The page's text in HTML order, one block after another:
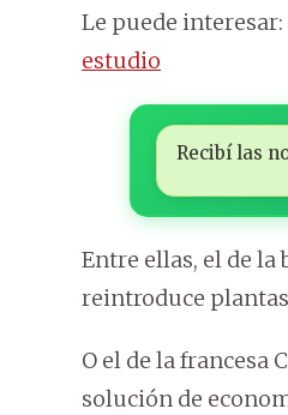
Le puede interesar:
estudio
Recibí las
Entre ellas, el de
reintroduce
O el de la francesa
solución de